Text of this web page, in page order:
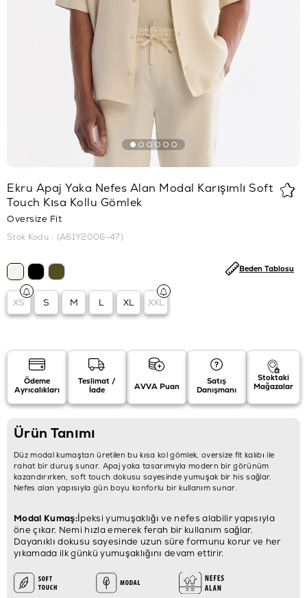
Ekru Apaj Yaka Nefes Alan Modal Karışımlı Soft
Touch Kısa Kollu Gömlek
Oversize Fit
Stok Kodu (A61Y2006-47)
XS S M L XL XXL
Beden Tablosu
Ödeme
Ayrıcalıkları
Teslimat /
İade
AVVA Puan
Satış
Danışmanı
Stoktaki
Mağazalar
Ürün Tanımı
Düz modal kumaştan üretilen bu kısa kol gömlek, oversize fit kalıbı ile
rahat bir duruş sunar. Apaj yaka tasarımıyla modern bir görünüm
kazandırırken, soft touch dokusu sayesinde yumuşak bir his sağlar.
Nefes alan yapısıyla gün boyu konforlu bir kullanım sunar.
Modal Kumaş:İpeksi yumuşaklığı ve nefes alabilir yapısıyla
öne çıkar. Nemi hızla emerek ferah bir kullanım sağlar.
Dayanıklı dokusu sayesinde uzun süre formunu korur ve her
yıkamada ilk günkü yumuşaklığını devam ettirir.